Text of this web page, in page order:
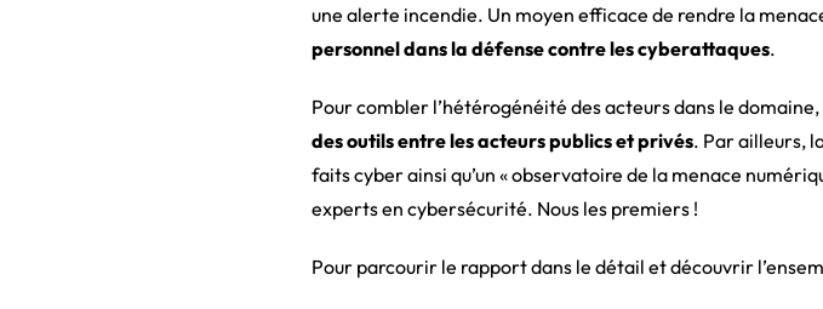
une alerte incendie. Un moyen efficace de rendre la
personnel dans la défense contre les cyberattaques.
Pour combler l’hétérogénéité des acteurs dans le domaine,
des outils entre les acteurs publics et privés. Par ailleurs,
faits cyber ainsi qu’un « observatoire de la menace
experts en cybersécurité. Nous les premiers !
Pour parcourir le rapport dans le détail et découvrir